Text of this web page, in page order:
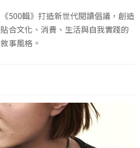
《500輯》打造新世代閱讀倡議，創造
貼合文化、消費、生活與自我實踐的
敘事風格。